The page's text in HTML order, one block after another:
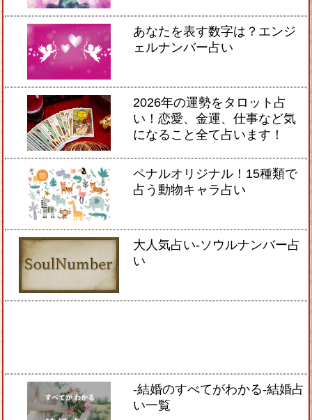
あなたを表す数字は？エンジ
ェルナンバー占い
2026年の運勢をタロット占
い！恋愛、金運、仕事など気
になること全て占います！
ペナルオリジナル！15種類で
占う動物キャラ占い
大人気占い-ソウルナンバー占
い
-結婚のすべてがわかる-結婚占
い一覧